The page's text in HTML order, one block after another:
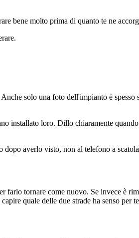
bene molto prima di quanto te ne
solo una foto dell'impianto è spesso
installato loro. Dillo chiaramente
averlo visto, non al telefono a
farlo tornare come nuovo. Se invece è
quale delle due strade ha senso per